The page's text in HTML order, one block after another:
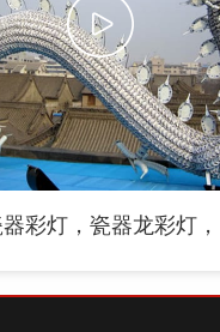
彩灯，瓷器龙彩灯，